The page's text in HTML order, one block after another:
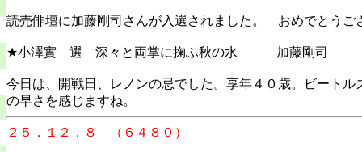
読売俳壇に加藤剛司さんが入選されました。 おめでとうご
★小澤實 選 深々と両掌に掬ふ秋の水 加藤剛司
今日は、開戦日、レノンの忌でした。享年４０歳。ビート
の早さを感じますね。
２５．１２．８ （６４８０）